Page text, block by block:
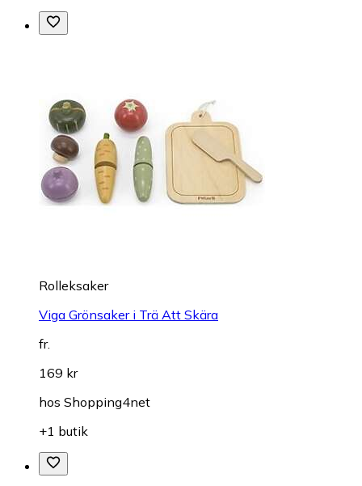
Rolleksaker
Viga Grönsaker i Trä Att Skära
fr.
169 kr
hos Shopping4net
+1 butik